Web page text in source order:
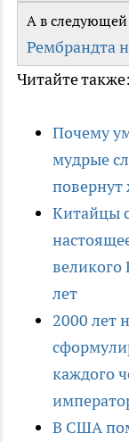
А в следующей
Рембрандта
Читайте также:
Почему
мудрые
повернут
Китайцы
великого
лет
2000 лет
каждого
В США